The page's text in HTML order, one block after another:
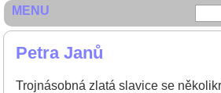
Petra Janů
Trojnásobná zlatá slavice se
MENU